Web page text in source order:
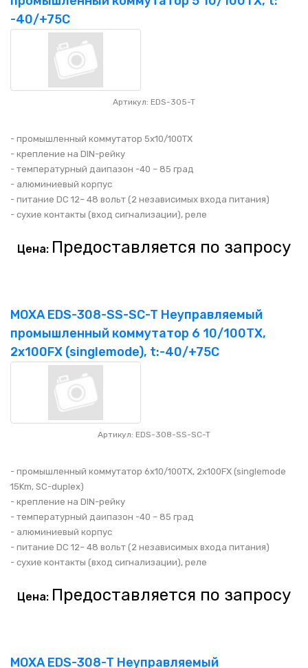
-40/+75C
Артикул: EDS-305-T
- промышленный коммутатор 5x10/100TX
- крепление на DIN-рейку
- температурный даипазон -40 – 85 град
- алюминиевый корпус
- питание DC 12– 48 вольт (2 независимых входа питания)
- сухие контакты (вход сигнализации), реле
Цена: Предоставляется по запросу
MOXA EDS-308-SS-SC-T Неуправляемый
промышленный коммутатор 6 10/100TX,
2x100FX (singlemode), t:-40/+75C
Артикул: EDS-308-SS-SC-T
- промышленный коммутатор 6x10/100TX, 2x100FX (singlemode
15Km, SC-duplex)
- крепление на DIN-рейку
- температурный даипазон -40 – 85 град
- алюминиевый корпус
- питание DC 12– 48 вольт (2 независимых входа питания)
- сухие контакты (вход сигнализации), реле
Цена: Предоставляется по запросу
MOXA EDS-308-T Неуправляемый